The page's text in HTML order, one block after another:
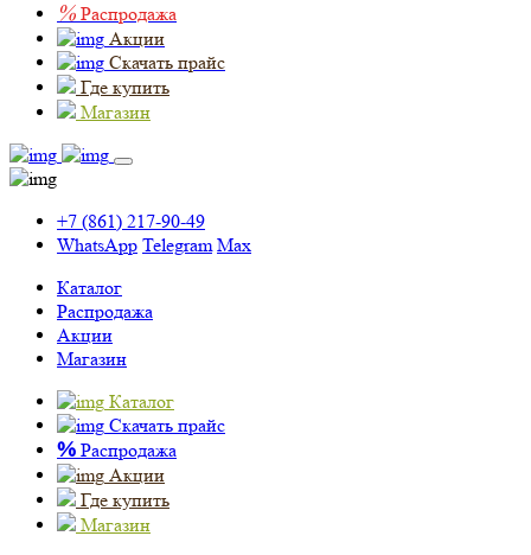
% Распродажа
Акции
Скачать прайс
Где купить
Магазин
+7 (861) 217-90-49
WhatsApp Telegram Max
Каталог
Распродажа
Акции
Магазин
Каталог
Скачать прайс
% Распродажа
Акции
Где купить
Магазин